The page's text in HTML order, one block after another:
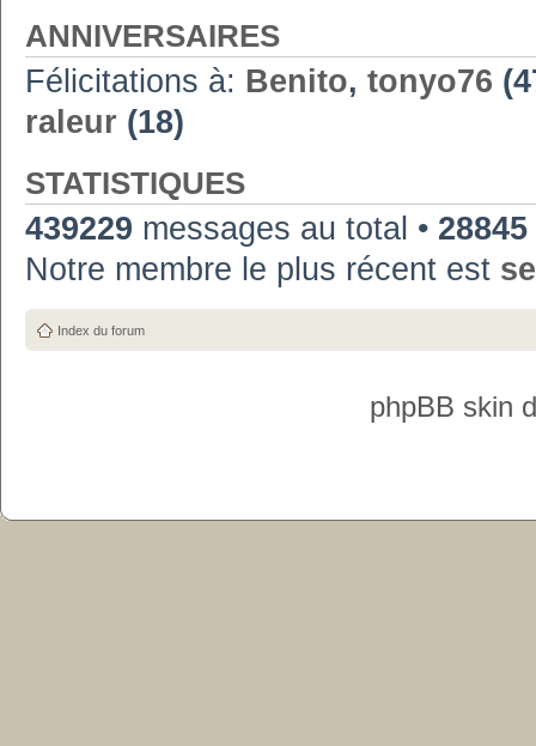
ANNIVERSAIRES
Félicitations à: Benito, tonyo76
raleur (18)
STATISTIQUES
439229 messages au total • 28845
Notre membre le plus récent est
Index du forum
phpBB skin